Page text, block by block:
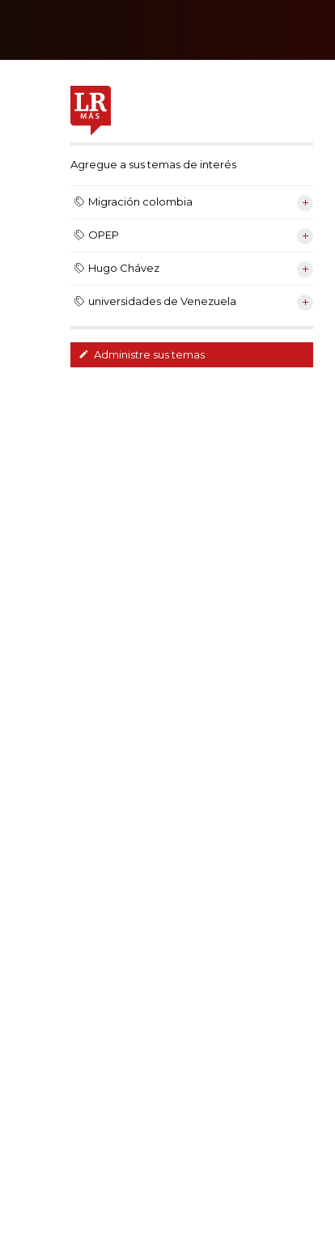
Agregue a sus temas de interés
Migración colombia
OPEP
Hugo Chávez
universidades de Venezuela
Administre sus temas